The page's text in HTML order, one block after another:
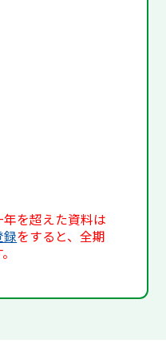
を超えた資料は
録をすると、全期